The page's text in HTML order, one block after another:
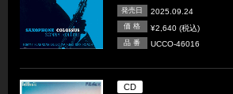
発売日 2025.09.24
価 格 ¥2,640 (税込)
品 番 UCCO-46016
CD